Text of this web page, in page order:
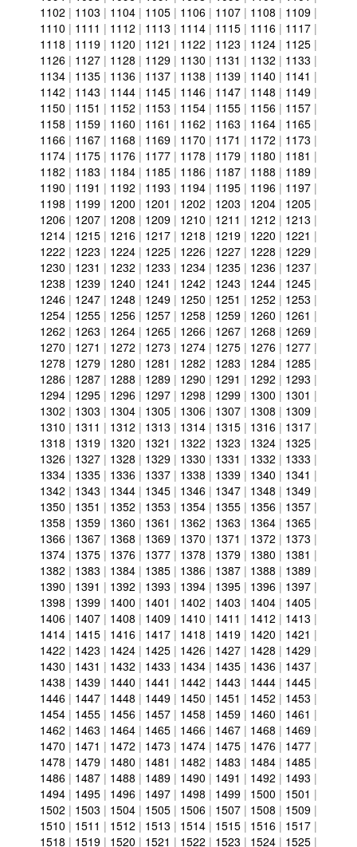
1102 | 1103 | 1104 | 1105 | 1106 | 1107 | 1108 | 1109 |
1110 | 1111 | 1112 | 1113 | 1114 | 1115 | 1116 | 1117 |
1118 | 1119 | 1120 | 1121 | 1122 | 1123 | 1124 | 1125 |
1126 | 1127 | 1128 | 1129 | 1130 | 1131 | 1132 | 1133 |
1134 | 1135 | 1136 | 1137 | 1138 | 1139 | 1140 | 1141 |
1142 | 1143 | 1144 | 1145 | 1146 | 1147 | 1148 | 1149 |
1150 | 1151 | 1152 | 1153 | 1154 | 1155 | 1156 | 1157 |
1158 | 1159 | 1160 | 1161 | 1162 | 1163 | 1164 | 1165 |
1166 | 1167 | 1168 | 1169 | 1170 | 1171 | 1172 | 1173 |
1174 | 1175 | 1176 | 1177 | 1178 | 1179 | 1180 | 1181 |
1182 | 1183 | 1184 | 1185 | 1186 | 1187 | 1188 | 1189 |
1190 | 1191 | 1192 | 1193 | 1194 | 1195 | 1196 | 1197 |
1198 | 1199 | 1200 | 1201 | 1202 | 1203 | 1204 | 1205 |
1206 | 1207 | 1208 | 1209 | 1210 | 1211 | 1212 | 1213 |
1214 | 1215 | 1216 | 1217 | 1218 | 1219 | 1220 | 1221 |
1222 | 1223 | 1224 | 1225 | 1226 | 1227 | 1228 | 1229 |
1230 | 1231 | 1232 | 1233 | 1234 | 1235 | 1236 | 1237 |
1238 | 1239 | 1240 | 1241 | 1242 | 1243 | 1244 | 1245 |
1246 | 1247 | 1248 | 1249 | 1250 | 1251 | 1252 | 1253 |
1254 | 1255 | 1256 | 1257 | 1258 | 1259 | 1260 | 1261 |
1262 | 1263 | 1264 | 1265 | 1266 | 1267 | 1268 | 1269 |
1270 | 1271 | 1272 | 1273 | 1274 | 1275 | 1276 | 1277 |
1278 | 1279 | 1280 | 1281 | 1282 | 1283 | 1284 | 1285 |
1286 | 1287 | 1288 | 1289 | 1290 | 1291 | 1292 | 1293 |
1294 | 1295 | 1296 | 1297 | 1298 | 1299 | 1300 | 1301 |
1302 | 1303 | 1304 | 1305 | 1306 | 1307 | 1308 | 1309 |
1310 | 1311 | 1312 | 1313 | 1314 | 1315 | 1316 | 1317 |
1318 | 1319 | 1320 | 1321 | 1322 | 1323 | 1324 | 1325 |
1326 | 1327 | 1328 | 1329 | 1330 | 1331 | 1332 | 1333 |
1334 | 1335 | 1336 | 1337 | 1338 | 1339 | 1340 | 1341 |
1342 | 1343 | 1344 | 1345 | 1346 | 1347 | 1348 | 1349 |
1350 | 1351 | 1352 | 1353 | 1354 | 1355 | 1356 | 1357 |
1358 | 1359 | 1360 | 1361 | 1362 | 1363 | 1364 | 1365 |
1366 | 1367 | 1368 | 1369 | 1370 | 1371 | 1372 | 1373 |
1374 | 1375 | 1376 | 1377 | 1378 | 1379 | 1380 | 1381 |
1382 | 1383 | 1384 | 1385 | 1386 | 1387 | 1388 | 1389 |
1390 | 1391 | 1392 | 1393 | 1394 | 1395 | 1396 | 1397 |
1398 | 1399 | 1400 | 1401 | 1402 | 1403 | 1404 | 1405 |
1406 | 1407 | 1408 | 1409 | 1410 | 1411 | 1412 | 1413 |
1414 | 1415 | 1416 | 1417 | 1418 | 1419 | 1420 | 1421 |
1422 | 1423 | 1424 | 1425 | 1426 | 1427 | 1428 | 1429 |
1430 | 1431 | 1432 | 1433 | 1434 | 1435 | 1436 | 1437 |
1438 | 1439 | 1440 | 1441 | 1442 | 1443 | 1444 | 1445 |
1446 | 1447 | 1448 | 1449 | 1450 | 1451 | 1452 | 1453 |
1454 | 1455 | 1456 | 1457 | 1458 | 1459 | 1460 | 1461 |
1462 | 1463 | 1464 | 1465 | 1466 | 1467 | 1468 | 1469 |
1470 | 1471 | 1472 | 1473 | 1474 | 1475 | 1476 | 1477 |
1478 | 1479 | 1480 | 1481 | 1482 | 1483 | 1484 | 1485 |
1486 | 1487 | 1488 | 1489 | 1490 | 1491 | 1492 | 1493 |
1494 | 1495 | 1496 | 1497 | 1498 | 1499 | 1500 | 1501 |
1502 | 1503 | 1504 | 1505 | 1506 | 1507 | 1508 | 1509 |
1510 | 1511 | 1512 | 1513 | 1514 | 1515 | 1516 | 1517 |
1518 | 1519 | 1520 | 1521 | 1522 | 1523 | 1524 | 1525 |